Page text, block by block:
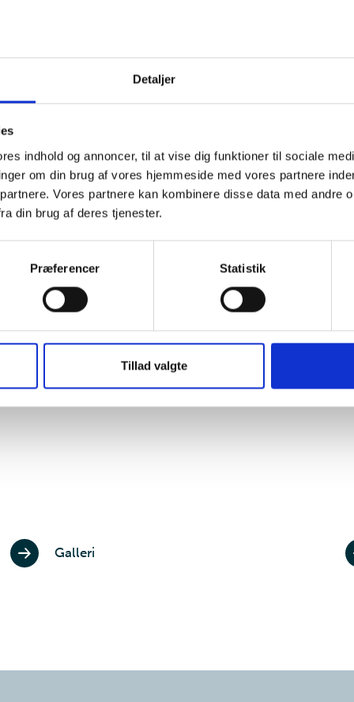
Detaljer
indhold og annoncer, til at vise dig funktioner til sociale
om din brug af vores hjemmeside med vores partnere
Vores partnere kan kombinere disse data med andre
din brug af deres tjenester.
Præferencer Statistik
Tillad valgte
Galleri